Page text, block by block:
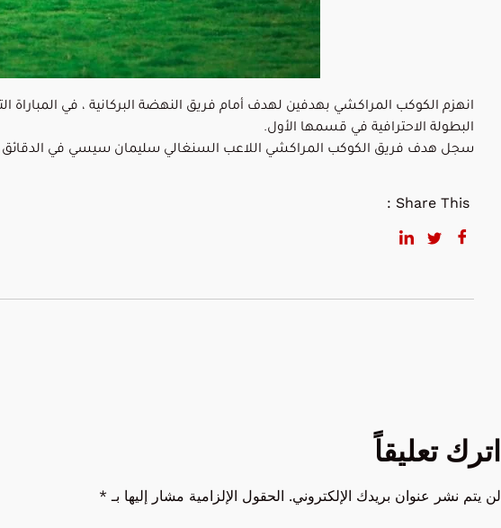
انهزم الكوكب المراكشي بهدفين لهدف أمام فريق النهضة البركانية ، في المباراة
البطولة الاحترافية في قسمها الأول.
سجل هدف فريق الكوكب المراكشي اللاعب السنغالي سليمان سيسي في الدقائق
Share This :
اترك تعليقاً
لن يتم نشر عنوان بريدك الإلكتروني. الحقول الإلزامية مشار إليها بـ *